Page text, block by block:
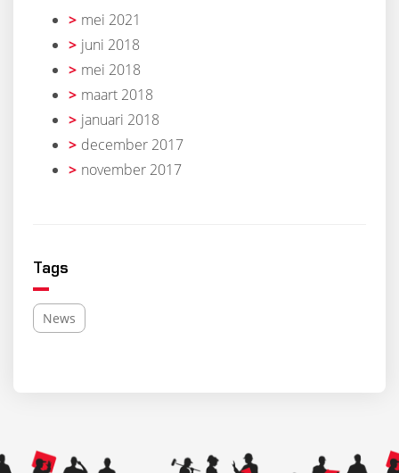
mei 2021
juni 2018
mei 2018
maart 2018
januari 2018
december 2017
november 2017
Tags
News